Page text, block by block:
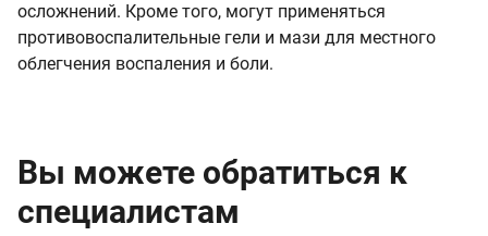
осложнений. Кроме того, могут применяться
противовоспалительные гели и мази для местного
облегчения воспаления и боли.
Вы можете обратиться к
специалистам